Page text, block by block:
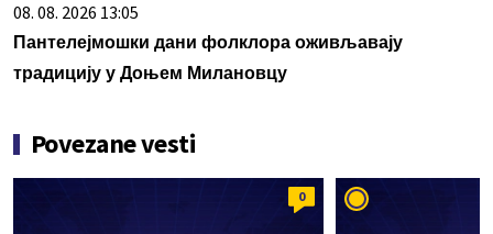
08. 08. 2026 13:05
Пантелејмошки дани фолклора оживљавају
традицију у Доњем Милановцу
Povezane vesti
0